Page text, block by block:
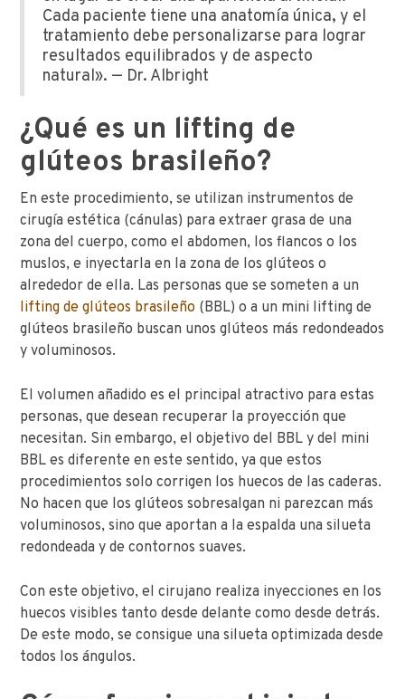
Cada paciente tiene una anatomía única, y el
tratamiento debe personalizarse para lograr
resultados equilibrados y de aspecto
natural». — Dr. Albright
¿Qué es un lifting de
glúteos brasileño?
En este procedimiento, se utilizan instrumentos de
cirugía estética (cánulas) para extraer grasa de una
zona del cuerpo, como el abdomen, los flancos o los
muslos, e inyectarla en la zona de los glúteos o
alrededor de ella. Las personas que se someten a un
lifting de glúteos brasileño (BBL) o a un mini lifting de
glúteos brasileño buscan unos glúteos más redondeados
y voluminosos.
El volumen añadido es el principal atractivo para estas
personas, que desean recuperar la proyección que
necesitan. Sin embargo, el objetivo del BBL y del mini
BBL es diferente en este sentido, ya que estos
procedimientos solo corrigen los huecos de las caderas.
No hacen que los glúteos sobresalgan ni parezcan más
voluminosos, sino que aportan a la espalda una silueta
redondeada y de contornos suaves.
Con este objetivo, el cirujano realiza inyecciones en los
huecos visibles tanto desde delante como desde detrás.
De este modo, se consigue una silueta optimizada desde
todos los ángulos.